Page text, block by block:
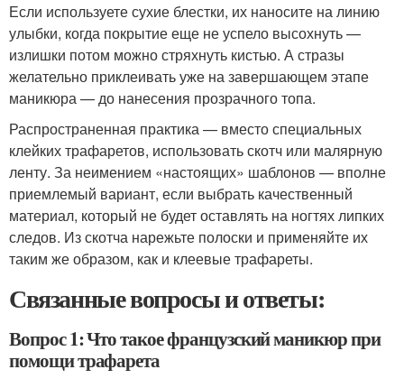
Если используете сухие блестки, их наносите на линию
улыбки, когда покрытие еще не успело высохнуть —
излишки потом можно стряхнуть кистью. А стразы
желательно приклеивать уже на завершающем этапе
маникюра — до нанесения прозрачного топа.
Распространенная практика — вместо специальных
клейких трафаретов, использовать скотч или малярную
ленту. За неимением «настоящих» шаблонов — вполне
приемлемый вариант, если выбрать качественный
материал, который не будет оставлять на ногтях липких
следов. Из скотча нарежьте полоски и применяйте их
таким же образом, как и клеевые трафареты.
Связанные вопросы и ответы:
Вопрос 1: Что такое французский маникюр при
помощи трафарета